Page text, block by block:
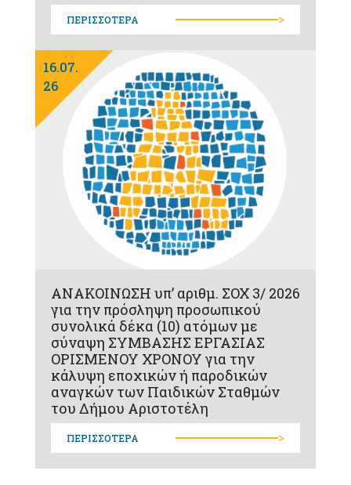
ΠΕΡΙΣΣΟΤΕΡΑ >
16.07.
26
ΑΝΑΚΟΙΝΩΣΗ υπ’ αριθμ. ΣΟΧ 3/ 2026
για την πρόσληψη προσωπικού
συνολικά δέκα (10) ατόμων με
σύναψη ΣΥΜΒΑΣΗΣ ΕΡΓΑΣΙΑΣ
ΟΡΙΣΜΕΝΟΥ ΧΡΟΝΟΥ για την
κάλυψη εποχικών ή παροδικών
αναγκών των Παιδικών Σταθμών
του Δήμου Αριστοτέλη
ΠΕΡΙΣΣΟΤΕΡΑ >